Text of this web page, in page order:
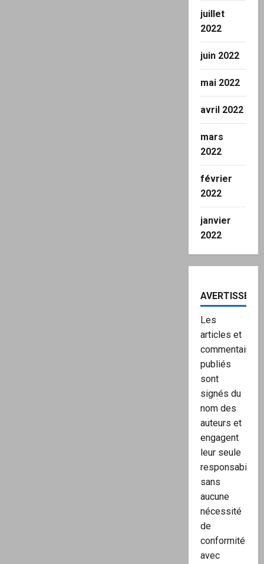
juillet
2022
juin 2022
mai 2022
avril 2022
mars
2022
février
2022
janvier
2022
Les
articles et
commentaires
publiés
sont
signés du
nom des
auteurs et
engagent
leur seule
responsabilité,
sans
aucune
nécessité
de
conformité
avec